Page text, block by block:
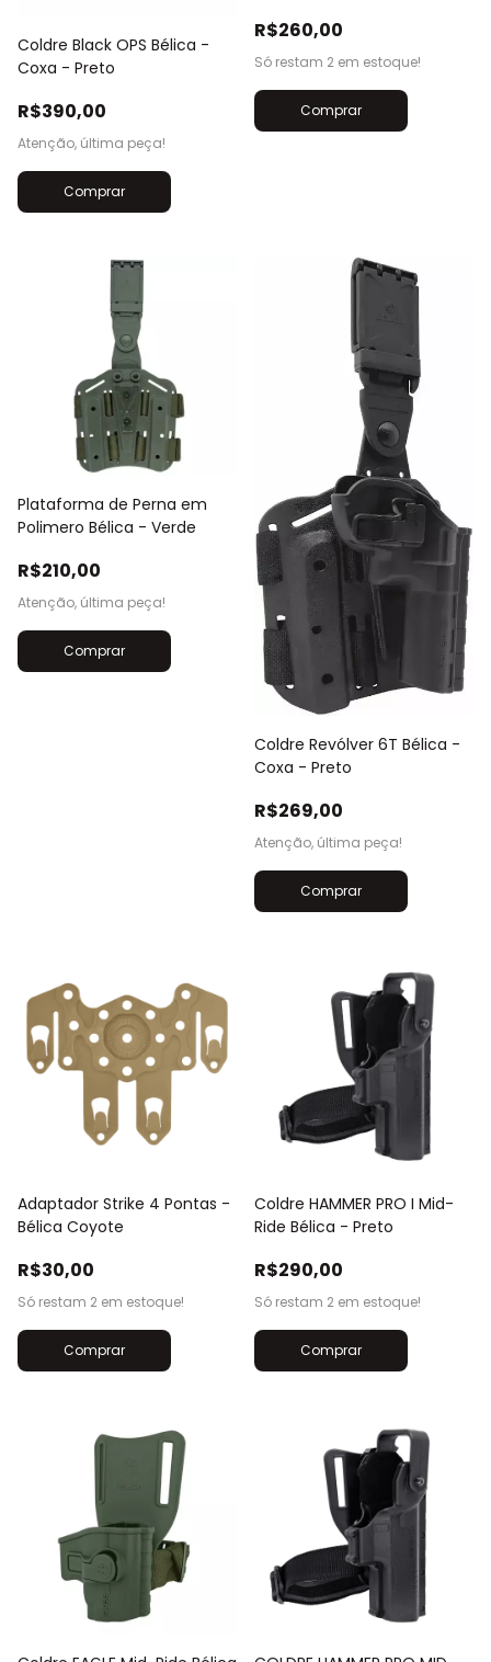
Coldre Black OPS Bélica -
Coxa - Preto
R$390,00
Atenção, última peça!
Comprar
R$260,00
Só restam 2 em estoque!
Comprar
Plataforma de Perna em
Polimero Bélica - Verde
R$210,00
Atenção, última peça!
Coldre Revólver 6T Bélica -
Coxa - Preto
R$269,00
Atenção, última peça!
Comprar
Adaptador Strike 4 Pontas -
Bélica Coyote
R$30,00
Só restam 2 em estoque!
Coldre HAMMER PRO I Mid-
Ride Bélica - Preto
R$290,00
Só restam 2 em estoque!
Comprar